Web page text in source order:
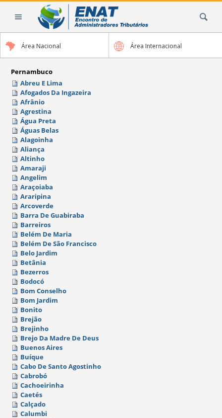
Área Nacional Área Internacional
Pernambuco
Abreu E Lima
Afogados Da Ingazeira
Afrânio
Agrestina
Água Preta
Águas Belas
Alagoinha
Aliança
Altinho
Amaraji
Angelim
Araçoiaba
Araripina
Arcoverde
Barra De Guabiraba
Barreiros
Belém De Maria
Belém De São Francisco
Belo Jardim
Betânia
Bezerros
Bodocó
Bom Conselho
Bom Jardim
Bonito
Brejão
Brejinho
Brejo Da Madre De Deus
Buenos Aires
Buíque
Cabo De Santo Agostinho
Cabrobó
Cachoeirinha
Caetés
Calçado
Calumbi